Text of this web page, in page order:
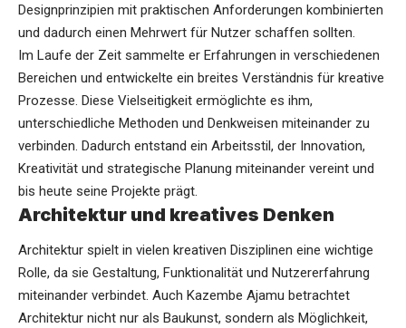
Designprinzipien mit praktischen Anforderungen kombinierten
und dadurch einen Mehrwert für Nutzer schaffen sollten.
Im Laufe der Zeit sammelte er Erfahrungen in verschiedenen
Bereichen und entwickelte ein breites Verständnis für kreative
Prozesse. Diese Vielseitigkeit ermöglichte es ihm,
unterschiedliche Methoden und Denkweisen miteinander zu
verbinden. Dadurch entstand ein Arbeitsstil, der Innovation,
Kreativität und strategische Planung miteinander vereint und
bis heute seine Projekte prägt.
Architektur und kreatives Denken
Architektur spielt in vielen kreativen Disziplinen eine wichtige
Rolle, da sie Gestaltung, Funktionalität und Nutzererfahrung
miteinander verbindet. Auch Kazembe Ajamu betrachtet
Architektur nicht nur als Baukunst, sondern als Möglichkeit,